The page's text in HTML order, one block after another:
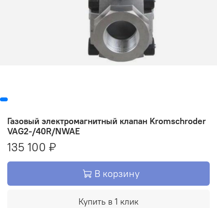
Газовый электромагнитный клапан Kromschroder
VAG2-/40R/NWAE
135 100 ₽
В корзину
Купить в 1 клик